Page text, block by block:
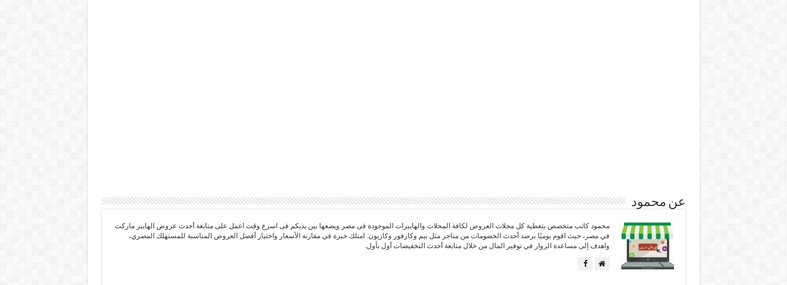
عن محمود
محمود كاتب متخصص بتغطية كل مجلات العروض لكافة المحلات والهايبرات الموجودة فى مصر ويضعها بين يديكم فى اسرع وقت اعمل على متابعة أحدث عروض الهايبر ماركت
في مصر، حيث اقوم يوميًا برصد أحدث الخصومات من متاجر مثل بيم وكارفور وكازيون. امتلك خبرة في مقارنة الأسعار واختيار أفضل العروض المناسبة للمستهلك المصري،
واهدف إلى مساعدة الزوار في توفير المال من خلال متابعة أحدث التخفيضات أول بأول.